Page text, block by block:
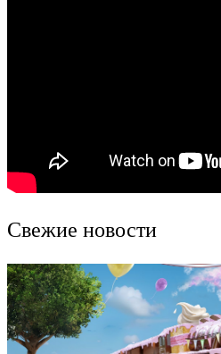
Свежие новости